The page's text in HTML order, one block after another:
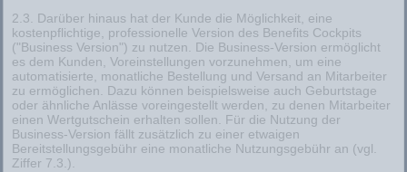
2.3. Darüber hinaus hat der Kunde die Möglichkeit, eine
kostenpflichtige, professionelle Version des Benefits Cockpits
("Business Version") zu nutzen. Die Business-Version ermöglicht
es dem Kunden, Voreinstellungen vorzunehmen, um eine
automatisierte, monatliche Bestellung und Versand an Mitarbeiter
zu ermöglichen. Dazu können beispielsweise auch Geburtstage
oder ähnliche Anlässe voreingestellt werden, zu denen Mitarbeiter
einen Wertgutschein erhalten sollen. Für die Nutzung der
Business-Version fällt zusätzlich zu einer etwaigen
Bereitstellungsgebühr eine monatliche Nutzungsgebühr an (vgl.
Ziffer 7.3.).